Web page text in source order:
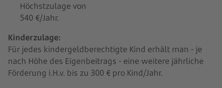
Höchstzulage von
540 €/Jahr.
Kinderzulage:
Für jedes kindergeldberechtigte Kind erhält man - je
nach Höhe des Eigenbeitrags - eine weitere jährliche
Förderung i.H.v. bis zu 300 € pro Kind/Jahr.